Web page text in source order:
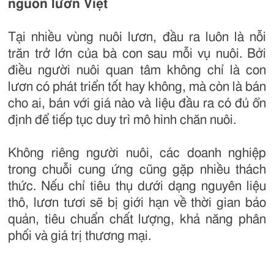
nguồn lươn Việt
Tại nhiều vùng nuôi lươn, đầu ra luôn là nỗi
trăn trở lớn của bà con sau mỗi vụ nuôi. Bởi
điều người nuôi quan tâm không chỉ là con
lươn có phát triển tốt hay không, mà còn là bán
cho ai, bán với giá nào và liệu đầu ra có đủ ổn
định để tiếp tục duy trì mô hình chăn nuôi.
Không riêng người nuôi, các doanh nghiệp
trong chuỗi cung ứng cũng gặp nhiều thách
thức. Nếu chỉ tiêu thụ dưới dạng nguyên liệu
thô, lươn tươi sẽ bị giới hạn về thời gian bảo
quản, tiêu chuẩn chất lượng, khả năng phân
phối và giá trị thương mại.